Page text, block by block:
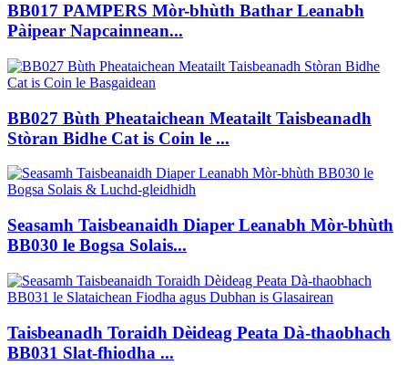
BB017 PAMPERS Mòr-bhùth Bathar Leanabh
Pàipear Napcainnean...
BB027 Bùth Pheataichean Meatailt Taisbeanadh
Stòran Bidhe Cat is Coin le ...
Seasamh Taisbeanaidh Diaper Leanabh Mòr-bhùth
BB030 le Bogsa Solais...
Taisbeanadh Toraidh Dèideag Peata Dà-thaobhach
BB031 Slat-fhiodha ...